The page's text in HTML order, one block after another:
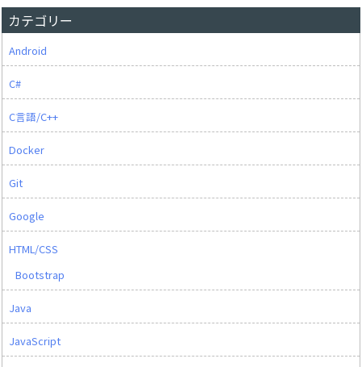
カテゴリー
Android
C#
C言語/C++
Docker
Git
Google
HTML/CSS
Bootstrap
Java
JavaScript